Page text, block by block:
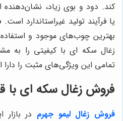
کند. دود و بوی زیاد،
یا فرآیند تولید غیراستاندارد است.
بهترین چوب‌های موجود و استفاده
زغال سکه ای با کیفیتی را به
تمامی این ویژگی‌های مثبت را
فروش زغال سکه ای
فروش زغال لیمو جهرم در